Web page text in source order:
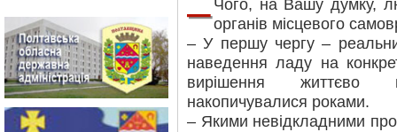
– Чого, на Вашу думку,
органів місцевого
– У першу чергу –
наведення ладу на
вирішення життєво
накопичувалися роками.
– Якими невідкладними